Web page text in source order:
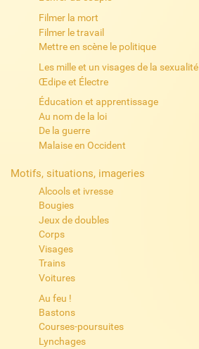
Filmer la mort
Filmer le travail
Mettre en scène le politique
Les mille et un visages de la sexualité
Œdipe et Électre
Éducation et apprentissage
Au nom de la loi
De la guerre
Malaise en Occident
Motifs, situations, imageries
Alcools et ivresse
Bougies
Jeux de doubles
Corps
Visages
Trains
Voitures
Au feu !
Bastons
Courses-poursuites
Lynchages